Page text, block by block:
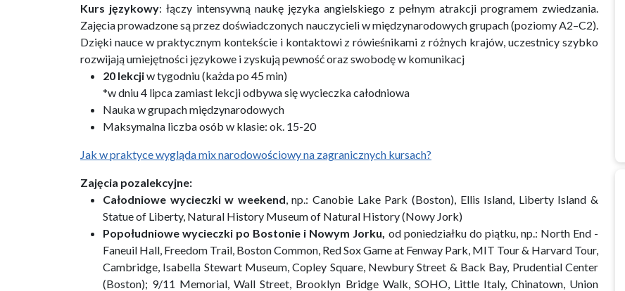
Kurs językowy: łączy intensywną naukę języka angielskiego z pełnym atrakcji programem zwiedzania.
Zajęcia prowadzone są przez doświadczonych nauczycieli w międzynarodowych grupach (poziomy A2–C2).
Dzięki nauce w praktycznym kontekście i kontaktowi z rówieśnikami z różnych krajów, uczestnicy szybko
rozwijają umiejętności językowe i zyskują pewność oraz swobodę w komunikacj
20 lekcjiw tygodniu (każda po 45 min)
*w dniu 4 lipca zamiast lekcji odbywa się wycieczka całodniowa
Nauka w grupach międzynarodowych
Maksymalna liczba osób w klasie: ok. 15-20
Jak w praktyce wygląda mix narodowościowy na zagranicznych kursach?
Zajęcia pozalekcyjne:
Całodniowe wycieczki w weekend , np.: Canobie Lake Park (Boston), Ellis Island, Liberty Island &
Statue of Liberty, Natural History Museum of Natural History (Nowy Jork)
Popołudniowe wycieczki po Bostonie i Nowym Jorku, od poniedziałku do piątku, np.: North End -
Faneuil Hall, Freedom Trail, Boston Common, Red Sox Game at Fenway Park, MIT Tour & Harvard Tour,
Cambridge, Isabella Stewart Museum, Copley Square, Newbury Street & Back Bay, Prudential Center
(Boston); 9/11 Memorial, Wall Street, Brooklyn Bridge Walk, SOHO, Little Italy, Chinatown, Union